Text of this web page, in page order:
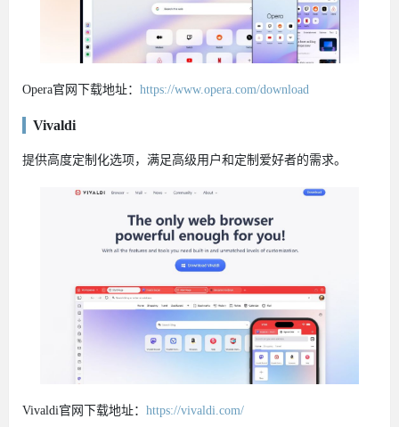
Opera官网下载地址： https://www.opera.com/download
Vivaldi
提供高度定制化选项，满足高级用户和定制爱好者的需求。
Vivaldi官网下载地址： https://vivaldi.com/